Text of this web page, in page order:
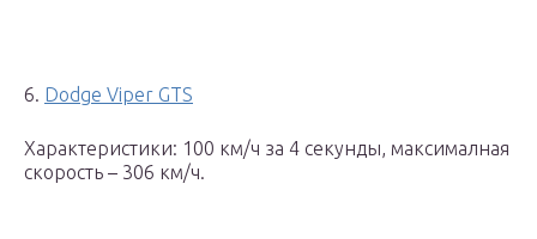
6. Dodge Viper GTS
Характеристики: 100 км/ч за 4 секунды, максималная
скорость – 306 км/ч.